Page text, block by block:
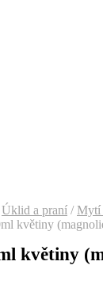
Úklid a praní / Mytí
květiny
květiny